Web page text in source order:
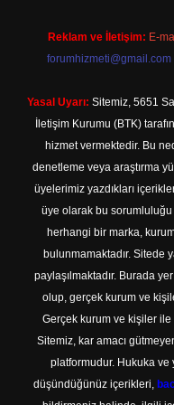
Reklam ve İletişim: E-
forumhizmeti@gmail.com
Yasal Uyarı: Sitemiz, 5651
İletişim Kurumu (BTK)
hizmet vermektedir. Bu
denetleme veya araştırma
üyelerimiz yazdıkları
üye olarak bu sorumluluğu
herhangi bir marka,
bulunmamaktadır. Sitede
paylaşılmaktadır. Burada
olup, gerçek kurum ve
Gerçek kurum ve kişiler
Sitemiz, kar amacı
platformudur. Hukuka ve
düşündüğünüz içerikleri,